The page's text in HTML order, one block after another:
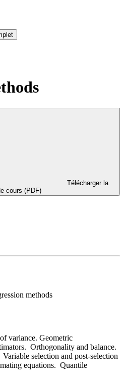
cours (PDF)
methods
variance. Geometric
Orthogonality and balance.
selection and post-selection
equations. Quantile